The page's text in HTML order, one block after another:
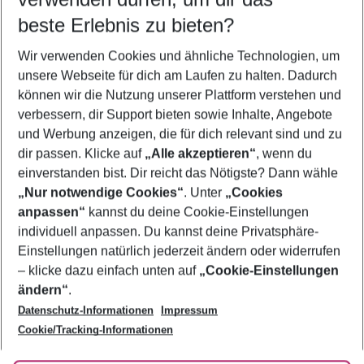
5-8 Nächte
2 Erwachsene Keine Kinder
Mehr Filter anzeigen
Footer
Footer navigation
Über uns
AGB
Bestpreisgarantie
Cookie-Einstellungen ändern
Cookie-Richtlinie
Agenturbetreuung
Barrierefreies Reisen
Folge uns
beste Erlebnis zu bieten?
Wir verwenden Cookies und ähnliche Technologien, um
unsere Webseite für dich am Laufen zu halten. Dadurch
können wir die Nutzung unserer Plattform verstehen und
verbessern, dir Support bieten sowie Inhalte, Angebote
und Werbung anzeigen, die für dich relevant sind und zu
dir passen. Klicke auf „Alle akzeptieren“, wenn du
einverstanden bist. Dir reicht das Nötigste? Dann wähle
„Nur notwendige Cookies“. Unter „Cookies
anpassen“ kannst du deine Cookie-Einstellungen
individuell anpassen. Du kannst deine Privatsphäre-
Einstellungen natürlich jederzeit ändern oder widerrufen
– klicke dazu einfach unten auf „Cookie-Einstellungen
ändern“.
Datenschutz-Informationen
Impressum
Cookie/Tracking-Informationen